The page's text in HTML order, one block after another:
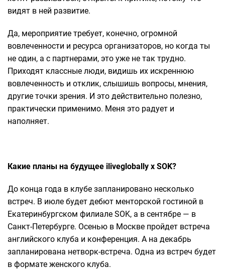
видят в ней развитие.
Да, мероприятие требует, конечно, огромной
вовлеченности и ресурса организаторов, но когда ты
не один, а с партнерами, это уже не так трудно.
Приходят классные люди, видишь их искреннюю
вовлеченность и отклик, слышишь вопросы, мнения,
другие точки зрения. И это действительно полезно,
практически применимо. Меня это радует и
наполняет.
Какие планы на будущее iliveglobally x SOK?
До конца года в клубе запланировано несколько
встреч. В июле будет дебют менторской гостиной в
Екатеринбургском филиале SOK, а в сентябре — в
Санкт-Петербурге. Осенью в Москве пройдет встреча
английского клуба и конференция. А на декабрь
запланирована нетворк-встреча. Одна из встреч будет
в формате женского клуба.